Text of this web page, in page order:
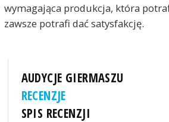
wymagająca produkcja, która
zawsze potrafi dać satysfakcję.
AUDYCJE GIERMASZU
RECENZJE
SPIS RECENZJI